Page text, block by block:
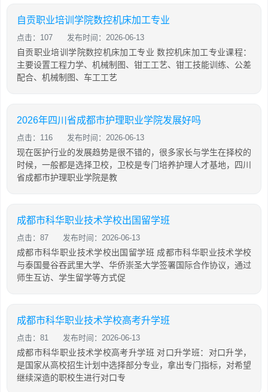
自贡职业培训学院数控机床加工专业
点击：107 发布时间：2026-06-13
自贡职业培训学院数控机床加工专业 数控机床加工专业课程：
主要设置工程力学、机械制图、钳工工艺、钳工技能训练、公差
配合、机械制图、车工工艺
2026年四川省成都市护理职业学院发展好吗
点击：116 发布时间：2026-06-13
现在医护行业的发展趋势是很不错的，很多家长与学生在择校的
时候，一般都是选择卫校，卫校是专门培养护理人才基地，四川
省成都市护理职业学院是教
成都市科华职业技术学校出国留学班
点击：87 发布时间：2026-06-13
成都市科华职业技术学校出国留学班 成都市科华职业技术学校
与泰国曼谷吞武里大学、华侨崇圣大学签署国际合作协议，通过
师生互访、学生留学等方式促
成都市科华职业技术学校高考升学班
点击：81 发布时间：2026-06-13
成都市科华职业技术学校高考升学班 对口升学班：对口升学，
是国家从高校招生计划中选择部分专业，拿出专门指标，对希望
继续深造的职校生进行对口专